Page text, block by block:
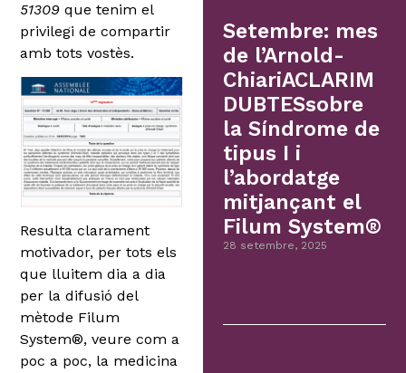
51309 que tenim el
privilegi de compartir
amb tots vostès.
Resulta clarament
motivador, per tots els
que lluitem dia a dia
per la difusió del
mètode Filum
System®, veure com a
poc a poc, la medicina
Setembre: mes
de l’Arnold-
ChiariACLARIM
DUBTESsobre
la Síndrome de
tipus I i
l’abordatge
mitjançant el
Filum System®
28 setembre, 2025